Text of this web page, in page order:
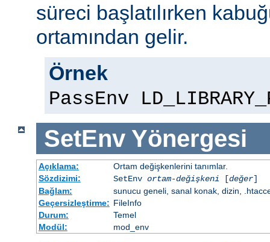
süreci başlatılırken
ortamından gelir.
Örnek
PassEnv
SetEnv Yönergesi
Açıklama:
Ortam değişkenlerini tanımlar.
Sözdizimi:
SetEnv ortam-değişkeni [değer]
Bağlam:
sunucu geneli, sanal konak, dizin,
Geçersizleştirme: FileInfo
Durum:
Temel
Modül:
mod_env